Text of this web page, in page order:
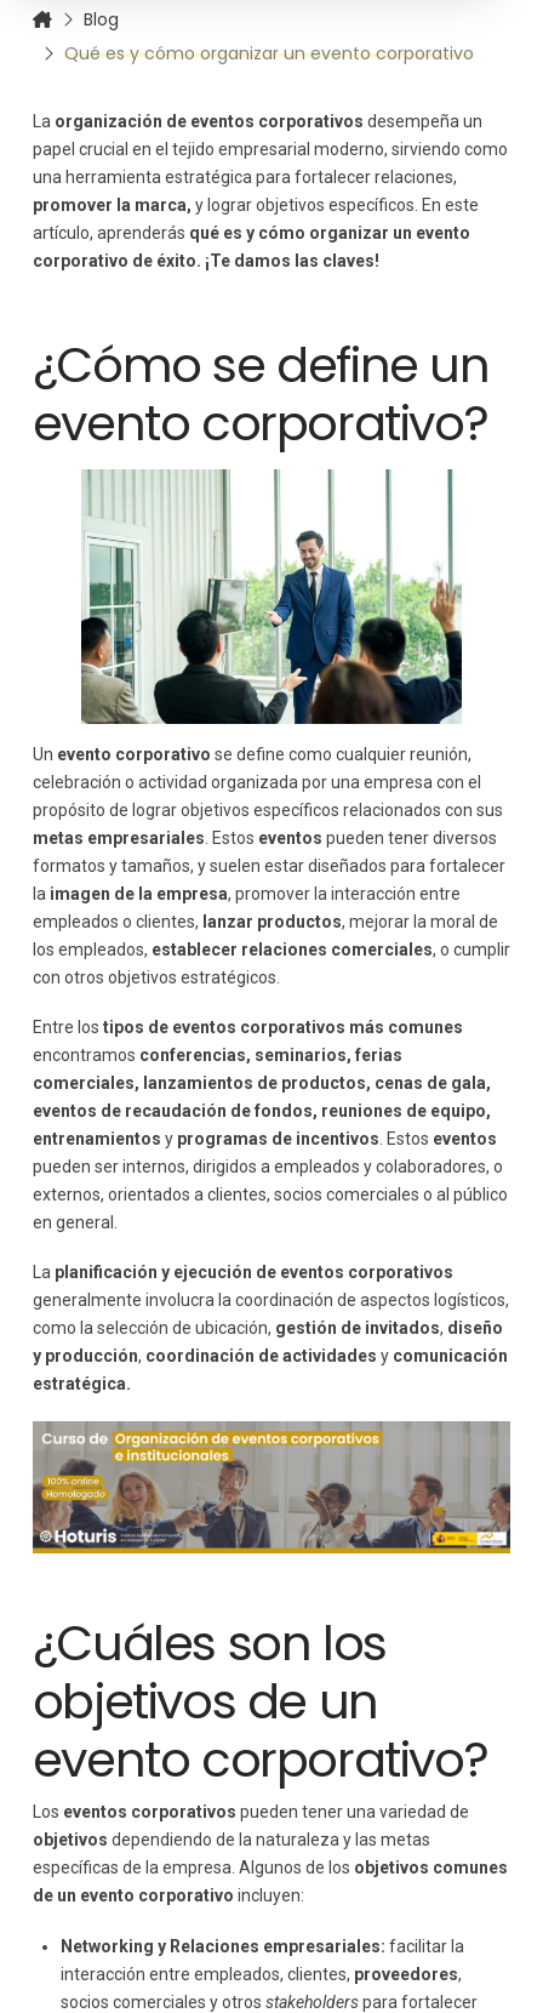
Blog
Qué es y cómo organizar un evento corporativo
La organización de eventos corporativos desempeña un
papel crucial en el tejido empresarial moderno, sirviendo como
una herramienta estratégica para fortalecer relaciones,
promover la marca, y lograr objetivos específicos. En este
artículo, aprenderás qué es y cómo organizar un evento
corporativo de éxito. ¡Te damos las claves!
¿Cómo se define un
evento corporativo?
Un evento corporativo se define como cualquier reunión,
celebración o actividad organizada por una empresa con el
propósito de lograr objetivos específicos relacionados con sus
metas empresariales . Estos eventos pueden tener diversos
formatos y tamaños, y suelen estar diseñados para fortalecer
la imagen de la empresa, promover la interacción entre
empleados o clientes, lanzar productos, mejorar la moral de
los empleados, establecer relaciones comerciales, o cumplir
con otros objetivos estratégicos.
Entre los tipos de eventos corporativos más comunes
encontramos conferencias, seminarios, ferias
comerciales, lanzamientos de productos, cenas de gala,
eventos de recaudación de fondos, reuniones de equipo,
entrenamientos y programas de incentivos . Estos eventos
pueden ser internos, dirigidos a empleados y colaboradores, o
externos, orientados a clientes, socios comerciales o al público
en general.
La planificación y ejecución de eventos corporativos
generalmente involucra la coordinación de aspectos logísticos,
como la selección de ubicación, gestión de invitados, diseño
y producción, coordinación de actividades y comunicación
estratégica.
¿Cuáles son los
objetivos de un
evento corporativo?
Los eventos corporativos pueden tener una variedad de
objetivos dependiendo de la naturaleza y las metas
específicas de la empresa. Algunos de los objetivos comunes
de un evento corporativo incluyen:
Networking y Relaciones empresariales:facilitar la
interacción entre empleados, clientes, proveedores,
socios comerciales y otrosstakeholderspara fortalecer